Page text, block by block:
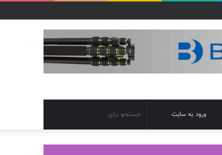
برای
تغییر
پوسته
ورود به سایت